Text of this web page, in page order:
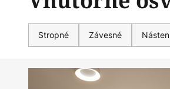
Stropné Závesné